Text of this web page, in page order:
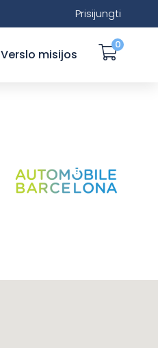
Prisijungti
Verslo misijos
0